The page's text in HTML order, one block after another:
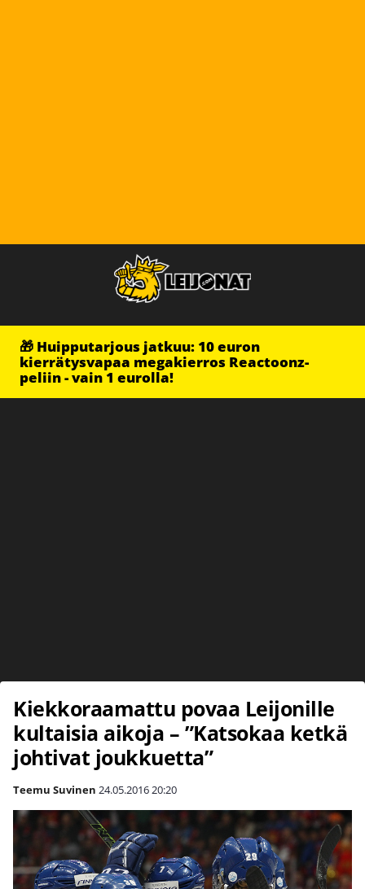
🎁 Huipputarjous jatkuu: 10 euron
kierrätysvapaa megakierros Reactoonz-
peliin - vain 1 eurolla!
Kiekkoraamattu povaa Leijonille
kultaisia aikoja – ”Katsokaa ketkä
johtivat joukkuetta”
Teemu Suvinen 24.05.201620:20